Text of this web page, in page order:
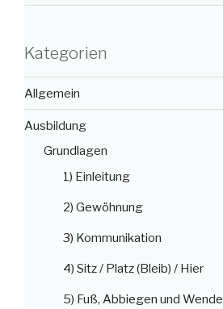
Kategorien
Allgemein
Ausbildung
Grundlagen
1) Einleitung
2) Gewöhnung
3) Kommunikation
4) Sitz / Platz (Bleib) / Hier
5) Fuß, Abbiegen und Wende